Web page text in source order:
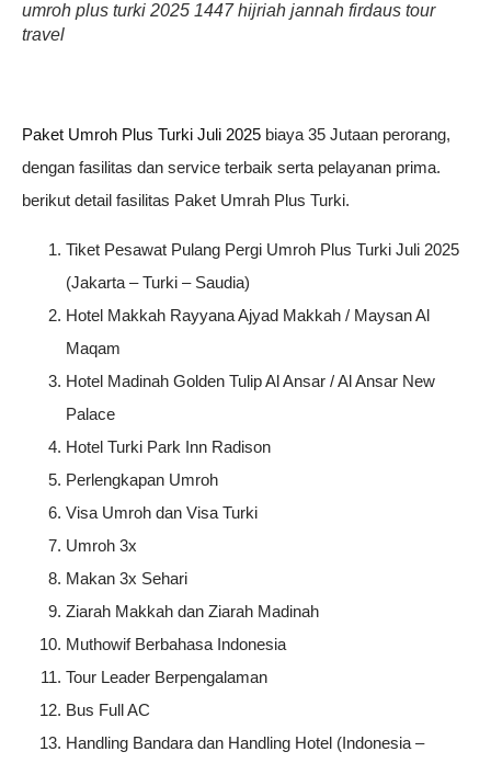
umroh plus turki 2025 1447 hijriah jannah firdaus tour
travel
Paket Umroh Plus Turki Juli 2025 biaya 35 Jutaan perorang,
dengan fasilitas dan service terbaik serta pelayanan prima.
berikut detail fasilitas Paket Umrah Plus Turki.
Tiket Pesawat Pulang Pergi Umroh Plus Turki Juli 2025
(Jakarta – Turki – Saudia)
Hotel Makkah Rayyana Ajyad Makkah / Maysan Al
Maqam
Hotel Madinah Golden Tulip Al Ansar / Al Ansar New
Palace
Hotel Turki Park Inn Radison
Perlengkapan Umroh
Visa Umroh dan Visa Turki
Umroh 3x
Makan 3x Sehari
Ziarah Makkah dan Ziarah Madinah
Muthowif Berbahasa Indonesia
Tour Leader Berpengalaman
Bus Full AC
Handling Bandara dan Handling Hotel (Indonesia –